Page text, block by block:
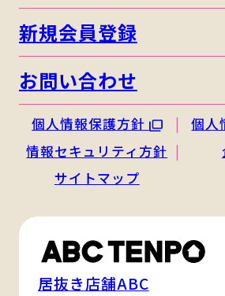
新規会員登録
お問い合わせ
個人情報保護方針
個人
情報セキュリティ方針
サイトマップ
居抜き店舗ABC